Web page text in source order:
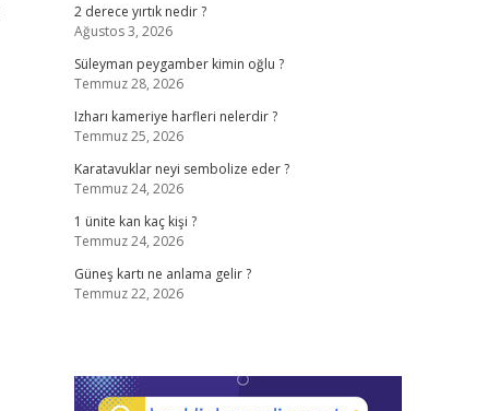
2 derece yırtık nedir ?
Ağustos 3, 2026
Süleyman peygamber kimin oğlu ?
Temmuz 28, 2026
Izharı kameriye harfleri nelerdir ?
Temmuz 25, 2026
Karatavuklar neyi sembolize eder ?
Temmuz 24, 2026
1 ünite kan kaç kişi ?
Temmuz 24, 2026
Güneş kartı ne anlama gelir ?
Temmuz 22, 2026